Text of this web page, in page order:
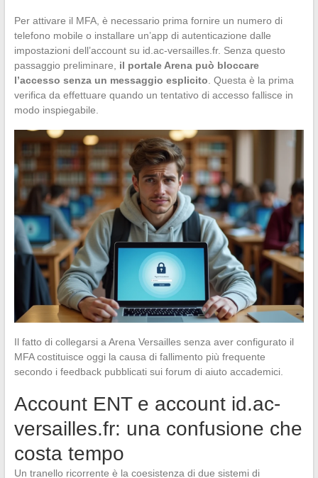
Per attivare il MFA, è necessario prima fornire un numero di
telefono mobile o installare un’app di autenticazione dalle
impostazioni dell’account su id.ac-versailles.fr. Senza questo
passaggio preliminare, il portale Arena può bloccare
l’accesso senza un messaggio esplicito . Questa è la prima
verifica da effettuare quando un tentativo di accesso fallisce in
modo inspiegabile.
Il fatto di collegarsi a Arena Versailles senza aver configurato il
MFA costituisce oggi la causa di fallimento più frequente
secondo i feedback pubblicati sui forum di aiuto accademici.
Account ENT e account id.ac-
versailles.fr: una confusione che
costa tempo
Un tranello ricorrente è la coesistenza di due sistemi di